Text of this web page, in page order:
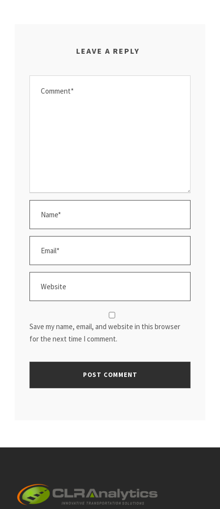
LEAVE A REPLY
Save my name, email, and website in this browser
for the next time I comment.